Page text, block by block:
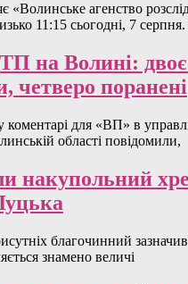
«Волинське агенство
11:15 сьогодні, 7
на Волині:
четверо поранені
коментарі для «ВП» в
області повідомили,
накупольний
благочинний
знамено величі